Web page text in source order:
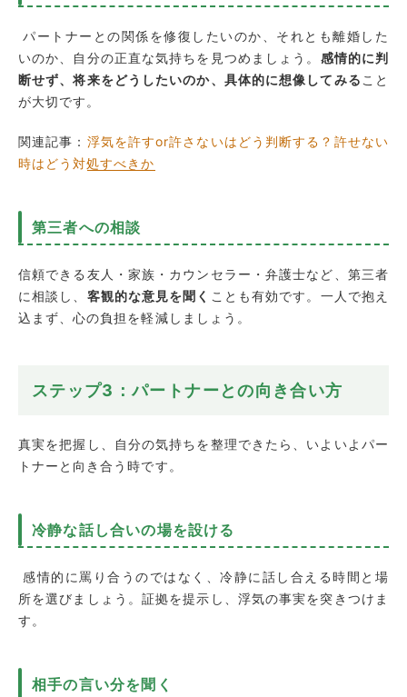
パートナーとの関係を修復したいのか、それとも離婚した
いのか、自分の正直な気持ちを見つめましょう。 感情的に判
断せず、将来をどうしたいのか、具体的に想像してみる こと
が大切です。
関連記事： 浮気を許すor許さないはどう判断する？許せない
時はどう対処すべきか
第三者への相談
信頼できる友人・家族・カウンセラー・弁護士など、第三者
に相談し、 客観的な意見を聞く ことも有効です。一人で抱え
込まず、心の負担を軽減しましょう。
ステップ3：パートナーとの向き合い方
真実を把握し、自分の気持ちを整理できたら、いよいよパー
トナーと向き合う時です。
冷静な話し合いの場を設ける
感情的に罵り合うのではなく、冷静に話し合える時間と場
所を選びましょう。証拠を提示し、浮気の事実を突きつけま
す。
相手の言い分を聞く